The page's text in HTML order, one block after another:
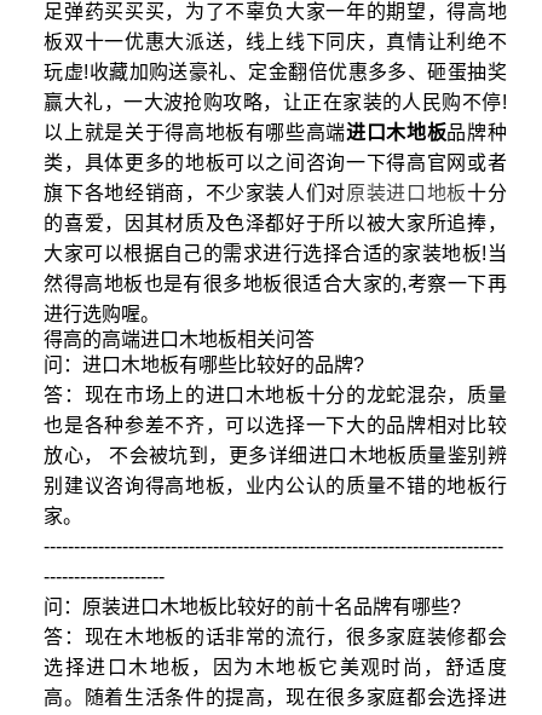
足弹药买买买，为了不辜负大家一年的期望，得高地
板双十一优惠大派送，线上线下同庆，真情让利绝不
玩虚!收藏加购送豪礼、定金翻倍优惠多多、砸蛋抽奖
赢大礼，一大波抢购攻略，让正在家装的人民购不停!
以上就是关于得高地板有哪些高端进口木地板品牌种
类，具体更多的地板可以之间咨询一下得高官网或者
旗下各地经销商，不少家装人们对原装进口地板十分
的喜爱，因其材质及色泽都好于所以被大家所追捧，
大家可以根据自己的需求进行选择合适的家装地板!当
然得高地板也是有很多地板很适合大家的,考察一下再
进行选购喔。
得高的高端进口木地板相关问答
问：进口木地板有哪些比较好的品牌?
答：现在市场上的进口木地板十分的龙蛇混杂，质量
也是各种参差不齐，可以选择一下大的品牌相对比较
放心， 不会被坑到，更多详细进口木地板质量鉴别辨
别建议咨询得高地板，业内公认的质量不错的地板行
家。
----------------------------------------------------------------------------
--------------------
问：原装进口木地板比较好的前十名品牌有哪些?
答：现在木地板的话非常的流行，很多家庭装修都会
选择进口木地板，因为木地板它美观时尚，舒适度
高。随着生活条件的提高，现在很多家庭都会选择进